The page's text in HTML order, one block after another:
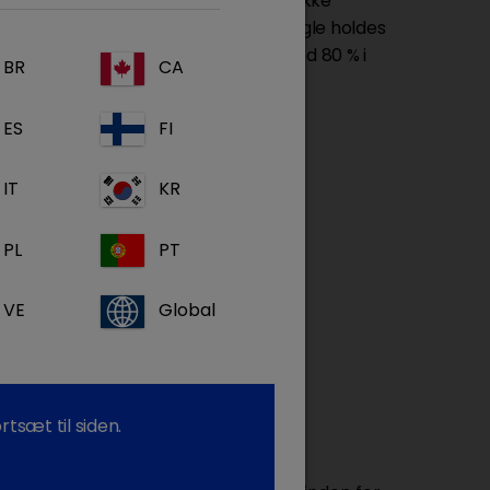
efterhånden som flere fugle holdes
fugle anslås til at være mere end 80 % i
hos fjerkræ.
BR CA
ES FI
IT KR
PL PT
VE Global
til siden.